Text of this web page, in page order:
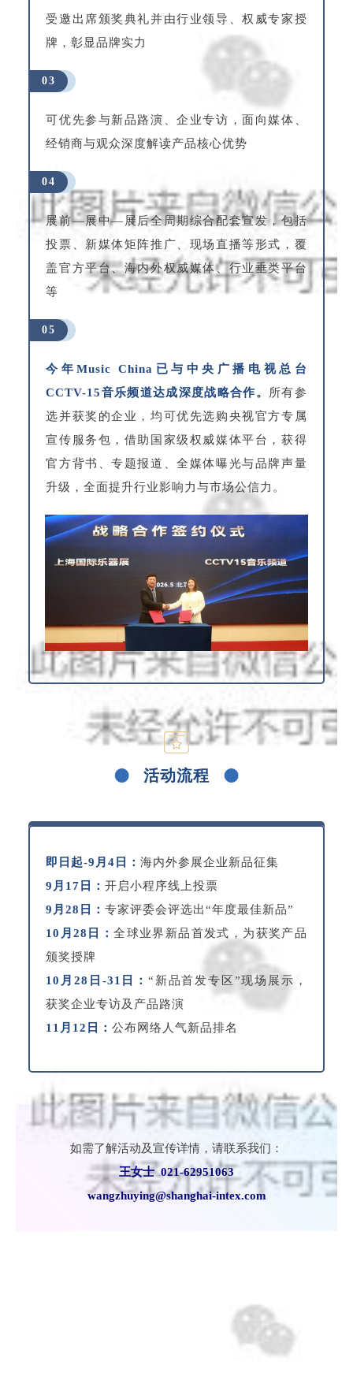
受邀出席颁奖典礼并由行业领导、权威专家授
牌，彰显品牌实力
03
可优先参与新品路演、企业专访，面向媒体、
经销商与观众深度解读产品核心优势
04
展前—展中—展后全周期综合配套宣发，包括
投票、新媒体矩阵推广、现场直播等形式，覆
盖官方平台、海内外权威媒体、行业垂类平台
等
05
今年Music China已与中央广播电视总台
CCTV-15音乐频道达成深度战略合作。 所有参
选并获奖的企业，均可优先选购央视官方专属
宣传服务包，借助国家级权威媒体平台，获得
官方背书、专题报道、全媒体曝光与品牌声量
升级，全面提升行业影响力与市场公信力。
活动流程
即日起-9月4日：海内外参展企业新品征集
9月17日：开启小程序线上投票
9月28日：专家评委会评选出“年度最佳新品”
10月28日：全球业界新品首发式，为获奖产品
颁奖授牌
10月28日-31日： “新品首发专区”现场展示，
获奖企业专访及产品路演
11月12日：公布网络人气新品排名
如需了解活动及宣传详情，请联系我们：
王女士 021-62951063
wangzhuying@shanghai-intex.com